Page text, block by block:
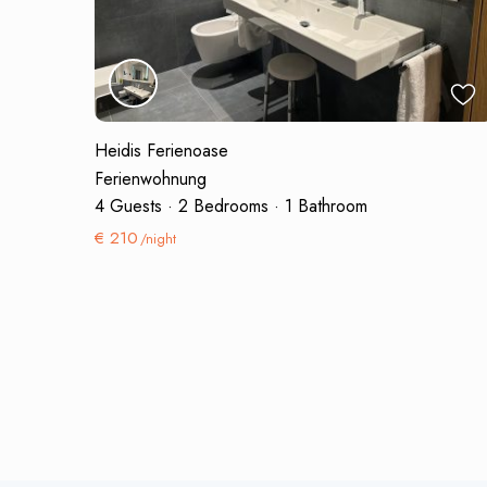
Heidis Ferienoase
Ferienwohnung
4 Guests · 2 Bedrooms · 1 Bathroom
€ 210/night